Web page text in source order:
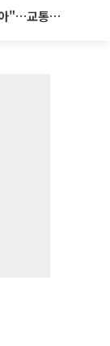
'굿 윌 헌팅' 배우 "기아 EV2 덕분에 살아"…교통사고 후 안전성 극찬